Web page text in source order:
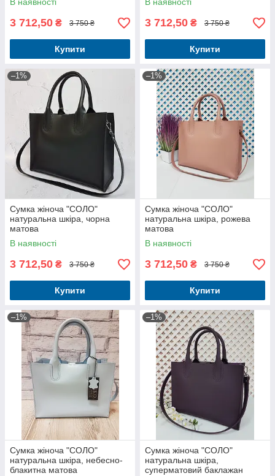
3 712,50 ₴ 3 750 ₴
Купити
3 712,50 ₴ 3 750 ₴
Купити
–1%
Сумка жіноча "СОЛО"
натуральна шкіра, чорна
матова
В наявності
3 712,50 ₴ 3 750 ₴
Купити
–1%
Сумка жіноча "СОЛО"
натуральна шкіра, рожева
матова
В наявності
3 712,50 ₴ 3 750 ₴
Купити
–1%
Сумка жіноча "СОЛО"
натуральна шкіра, небесно-
блакитна матова
–1%
Сумка жіноча "СОЛО"
натуральна шкіра,
суперматовий баклажан